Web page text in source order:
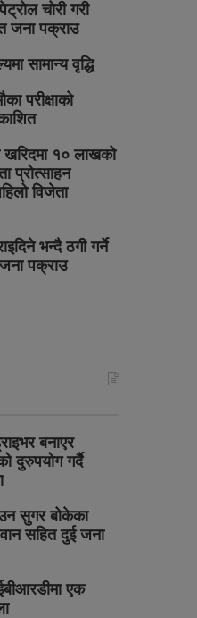
चोरी गरी
जना पक्राउ
सामान्य वृद्धि
परीक्षाको
१० लाखको
प्रोत्साहन
विजेता
भन्दै ठगी गर्ने
पक्राउ
बनाएर
दुरुपयोग गर्दै
सुगर बोकेका
सहित दुई जना
एक